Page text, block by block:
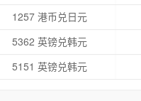
1257 港币兑日元
5362 英镑兑韩元
5151 英镑兑韩元